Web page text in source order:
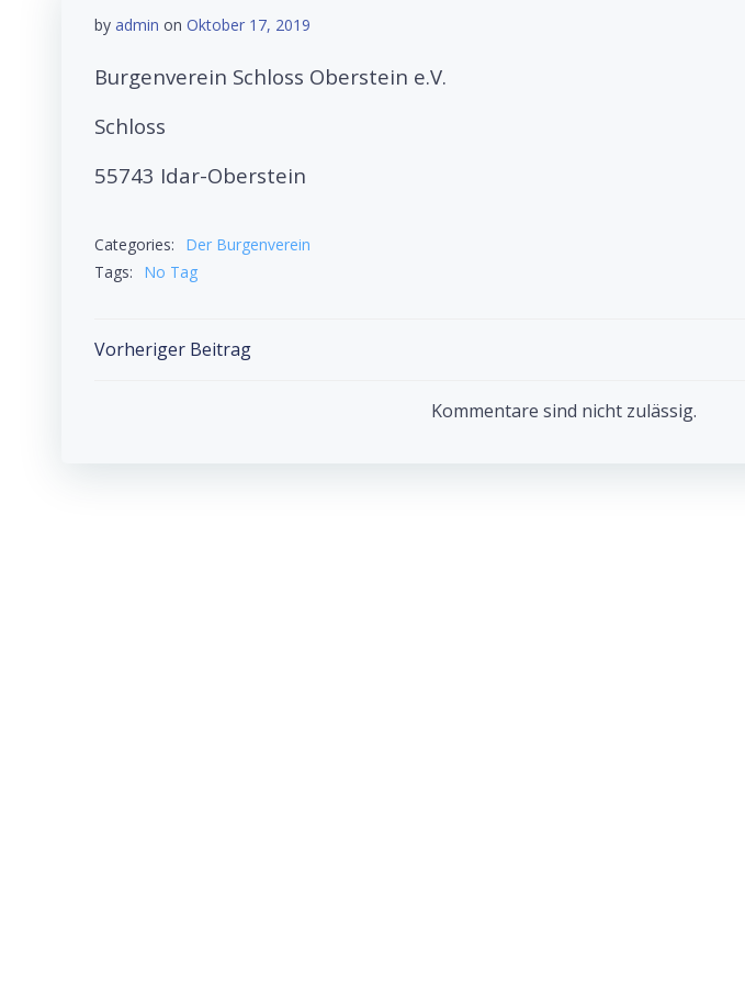
by admin on Oktober 17, 2019
Burgenverein Schloss Oberstein e.V.
Schloss
55743 Idar-Oberstein
Categories:
Der Burgenverein
Tags:
No Tag
Post
Vorheriger Beitrag
navigation
Kommentare sind nicht zulässig.